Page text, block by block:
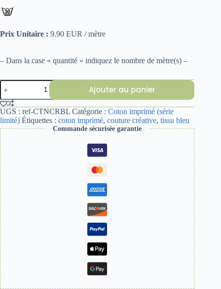
Prix Unitaire : 9.90 EUR / mètre
– Dans la case « quantité » indiquez le nombre de mètre(s) –
quantité
de
COTON
IMPRIME
COEUR
BLEU
Ajouter au panier
UGS : ref-CTNCRBL Catégorie : Coton imprimé (série
limité) Étiquettes : coton imprimé, couture créative, tissu bleu
Commande sécurisée garantie